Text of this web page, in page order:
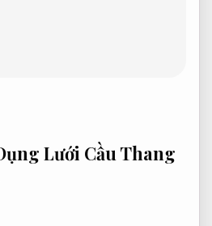
Lưới Cầu Thang